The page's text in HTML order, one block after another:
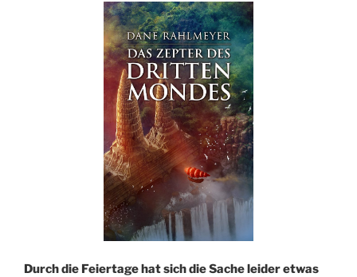
Durch die Feiertage hat sich die Sache leider etwas